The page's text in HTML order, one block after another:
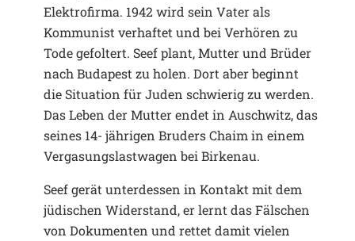
Elektrofirma. 1942 wird sein Vater als
Kommunist verhaftet und bei Verhören zu
Tode gefoltert. Seef plant, Mutter und Brüder
nach Budapest zu holen. Dort aber beginnt
die Situation für Juden schwierig zu werden.
Das Leben der Mutter endet in Auschwitz, das
seines 14- jährigen Bruders Chaim in einem
Vergasungslastwagen bei Birkenau.
Seef gerät unterdessen in Kontakt mit dem
jüdischen Widerstand, er lernt das Fälschen
von Dokumenten und rettet damit vielen